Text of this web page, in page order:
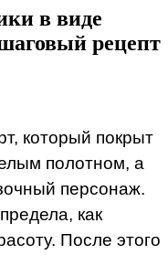
в виде
рецепт
который покрыт
полотном, а
персонаж.
как
После этого